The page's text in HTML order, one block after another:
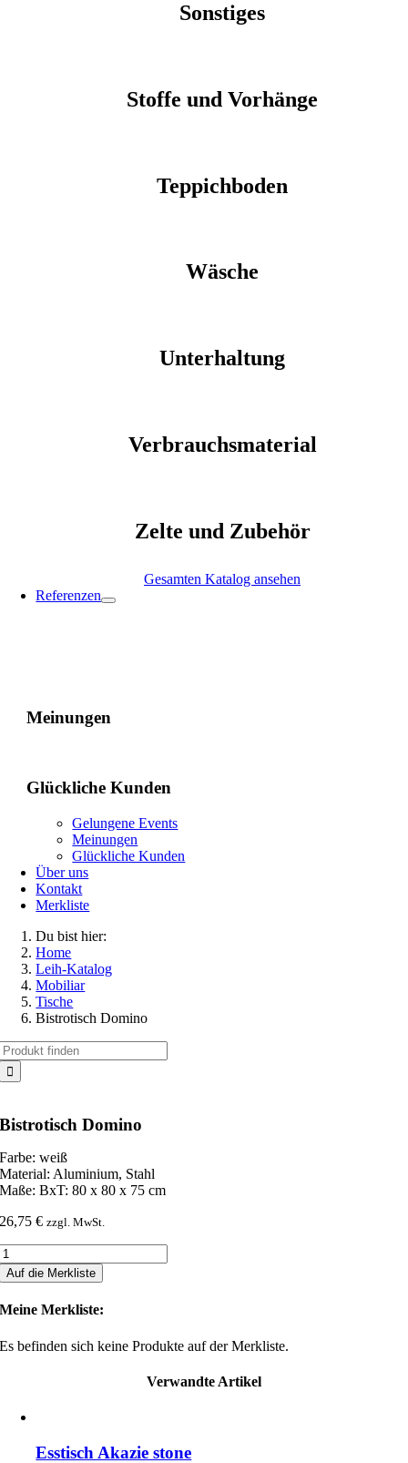
Sonstiges
Stoffe und Vorhänge
Teppichboden
Wäsche
Unterhaltung
Verbrauchsmaterial
Zelte und Zubehör
Gesamten Katalog ansehen
Referenzen
Meinungen
Glückliche Kunden
Gelungene Events
Meinungen
Glückliche Kunden
Über uns
Kontakt
Merkliste
Du bist hier:
Home
Leih-Katalog
Mobiliar
Tische
Bistrotisch Domino
Bistrotisch Domino
Farbe: weiß
Material: Aluminium, Stahl
Maße: BxT: 80 x 80 x 75 cm
26,75€ zzgl. MwSt.
Auf die Merkliste
Meine Merkliste:
Es befinden sich keine Produkte auf der Merkliste.
Verwandte Artikel
Esstisch Akazie stone